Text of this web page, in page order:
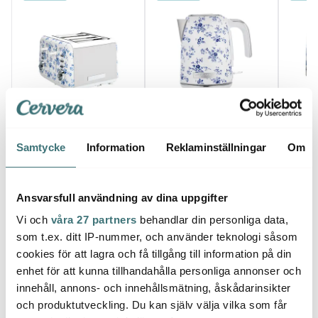
Samtycke Information Reklaminställningar Om
Ansvarsfull användning av dina uppgifter
Vi och våra 27 partners behandlar din personliga data,
som t.ex. ditt IP-nummer, och använder teknologi såsom
cookies för att lagra och få tillgång till information på din
enhet för att kunna tillhandahålla personliga annonser och
innehåll, annons- och innehållsmätning, åskådarinsikter
och produktutveckling. Du kan själv välja vilka som får
Brödrost 4-skivor China
Rose blå/vit
1857 kr
Jug vattenkokare
Låt dig inspireras av våra kunder